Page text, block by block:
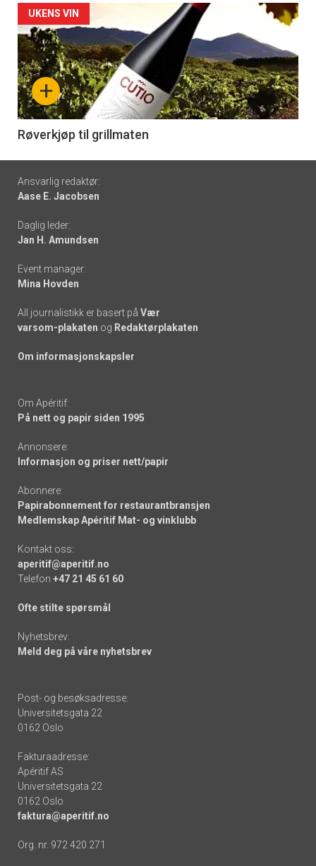
Forsiden
akkurat
nå
-
6
+
UKENS VIN
Røverkjøp til grillmaten
Footer
-
links
Ansvarlig redaktør:
Aase E. Jacobsen
Daglig leder:
Jan H. Amundsen
Event manager:
Mina Hovden
All journalistikk er basert på Vær
varsom-plakaten og Redaktørplakaten
Om informasjonskapsler
Om Apéritif:
På nett og papir siden 1995
Annonsere:
Informasjon og priser nett/papir
Abonnere:
Papirabonnement for restaurantbransjen
Medlemskap Apéritif Mat- og vinklubb
Kontakt oss:
aperitif@aperitif.no
Telefon +47 21 45 61 60
Ofte stilte spørsmål
Nyhetsbrev:
Meld deg på våre nyhetsbrev
Post- og besøksadresse:
Universitetsgata 22
0162 Oslo
Fakturaadresse:
Apéritif AS
Universitetsgata 22
0162 Oslo
faktura@aperitif.no
Org. nr. 972 420 271